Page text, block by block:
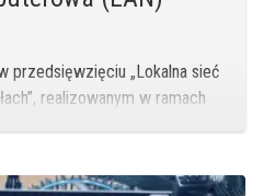
przedsięwzięciu „Lokalna sieć
realizowanym w ramach